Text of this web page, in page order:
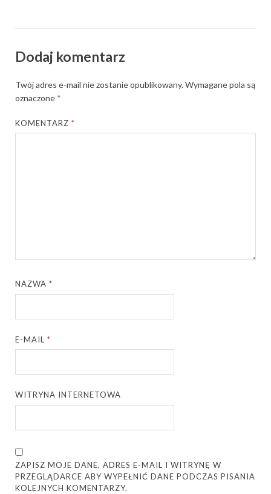
Dodaj komentarz
Twój adres e-mail nie zostanie opublikowany.Wymagane pola są
oznaczone *
KOMENTARZ*
NAZWA*
E-MAIL*
WITRYNA INTERNETOWA
ZAPISZ MOJE DANE, ADRES E-MAIL I WITRYNĘ W
PRZEGLĄDARCE ABY WYPEŁNIĆ DANE PODCZAS PISANIA
KOLEJNYCH KOMENTARZY.